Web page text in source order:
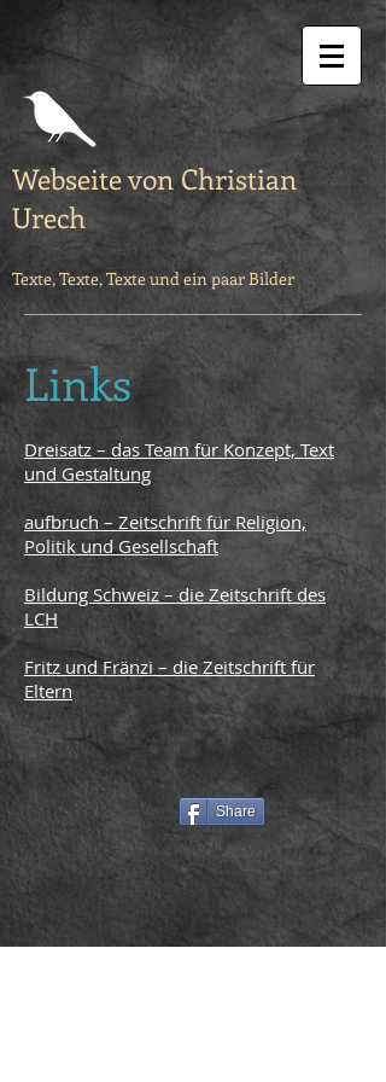
Webseite von Christian
Urech
Texte, Texte, Texte und ein paar Bilder
Links
Dreisatz – das Team für Konzept, Text
und Gestaltung
aufbruch – Zeitschrift für Religion,
Politik und Gesellschaft
Bildung Schweiz – die Zeitschrift des
LCH
Fritz und Fränzi – die Zeitschrift für
Eltern
Share